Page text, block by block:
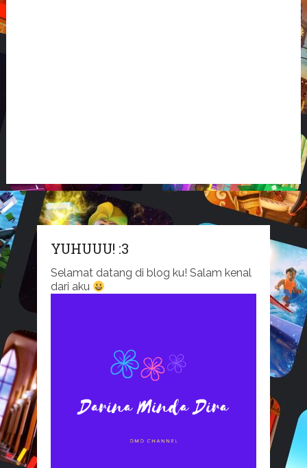
YUHUUU! :3
Selamat datang di blog ku! Salam kenal
dari aku